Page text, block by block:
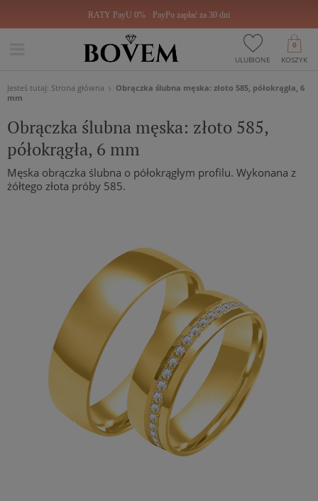
RATY PayU 0% PayPo zapłać za 30 dni
ULUBIONE KOSZYK
0
Jesteś tutaj: Strona główna
Obrączka ślubna męska: złoto 585, półokrągła, 6
mm
Obrączka ślubna męska: złoto 585,
półokrągła, 6 mm
Męska obrączka ślubna o półokrągłym profilu. Wykonana z
żółtego złota próby 585.